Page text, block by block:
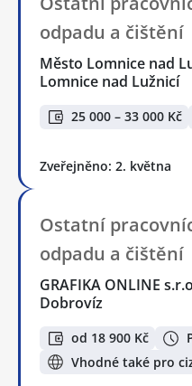
odpadu a čištění
Město Lomnice nad
Lomnice nad Lužnicí
25 000 – 33 000 Kč
Zveřejněno: 2. května
Ostatní
odpadu a čištění
GRAFIKA ONLINE
Dobrovíz
od 18 900 Kč
Vhodné také pro